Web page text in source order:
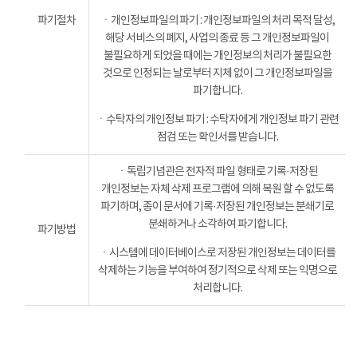
파기절차
ㆍ개인정보파일의 파기 : 개인정보파일의 처리 목적 달성,
해당 서비스의 폐지, 사업의 종료 등 그 개인정보파일이
불필요하게 되었을 때에는 개인정보의 처리가 불필요한
것으로 인정되는 날로부터 지체 없이 그 개인정보파일을
파기합니다.
ㆍ수탁자의 개인정보 파기 : 수탁자에게 개인정보 파기 관련
점검 또는 확인서를 받습니다.
파기방법
ㆍ독립기념관은 전자적 파일 형태로 기록·저장된
개인정보는 자체 삭제 프로그램에 의해 복원 할 수 없도록
파기하며, 종이 문서에 기록·저장된 개인정보는 분쇄기로
분쇄하거나 소각하여 파기합니다.
ㆍ시스템에 데이터베이스로 저장된 개인정보는 데이터를
삭제하는 기능을 부여하여 정기적으로 삭제 또는 익명으로
처리합니다.